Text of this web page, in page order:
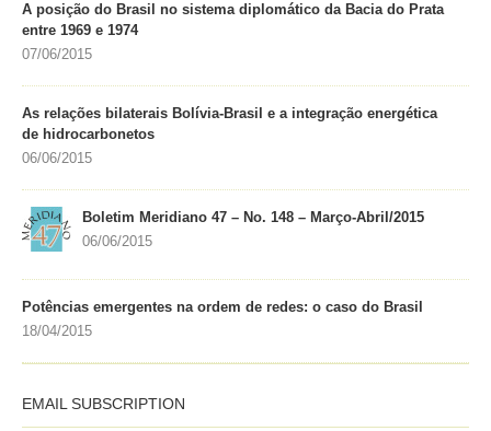
A posição do Brasil no sistema diplomático da Bacia do Prata
entre 1969 e 1974
07/06/2015
As relações bilaterais Bolívia-Brasil e a integração energética
de hidrocarbonetos
06/06/2015
Boletim Meridiano 47 – No. 148 – Março-Abril/2015
06/06/2015
Potências emergentes na ordem de redes: o caso do Brasil
18/04/2015
EMAIL SUBSCRIPTION